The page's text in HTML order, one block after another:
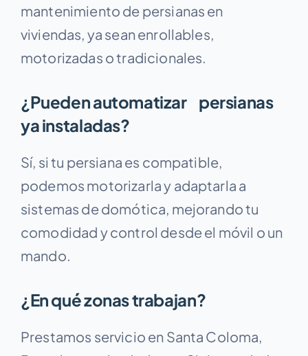
mantenimiento de persianas en
viviendas, ya sean enrollables,
motorizadas o tradicionales.
¿Pueden automatizar persianas
ya instaladas?
Sí, si tu persiana es compatible,
podemos motorizarla y adaptarla a
sistemas de domótica, mejorando tu
comodidad y control desde el móvil o un
mando.
¿En qué zonas trabajan?
Prestamos servicio en Santa Coloma,